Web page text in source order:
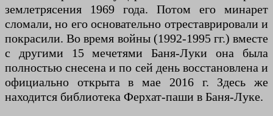
землетрясения 1969 года. Потом его минарет
сломали, но его основательно отреставрировали и
покрасили. Во время войны (1992-1995 гг.) вместе
с другими 15 мечетями Баня-Луки она была
полностью снесена и по сей день восстановлена ​​и
официально открыта в мае 2016 г. Здесь же
находится библиотека Ферхат-паши в Баня-Луке.